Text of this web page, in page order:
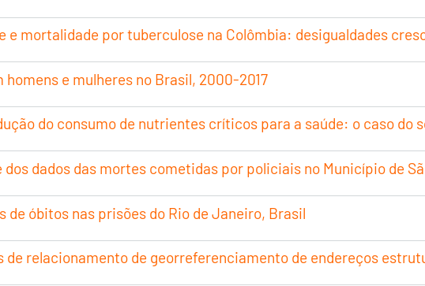
e mortalidade por tuberculose na Colômbia: desigualdades
homens e mulheres no Brasil, 2000-2017
do consumo de nutrientes críticos para a saúde: o caso do
dos dados das mortes cometidas por policiais no Município de
de óbitos nas prisões do Rio de Janeiro, Brasil
de relacionamento de georreferenciamento de endereços